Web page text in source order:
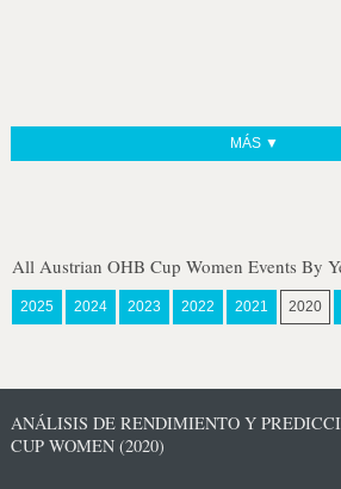
MÁS ▼
All Austrian OHB Cup Women Events By
2025 2024 2023 2022 2021 2020
ANÁLISIS DE RENDIMIENTO Y
CUP WOMEN (2020)